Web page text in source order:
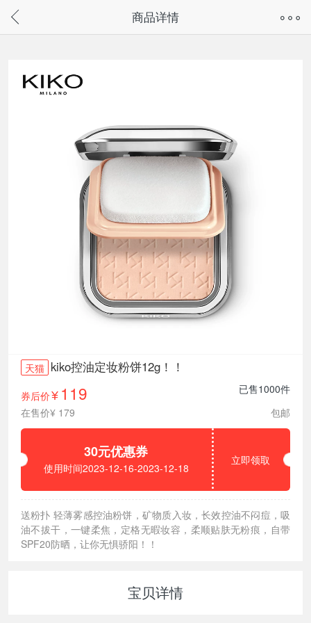
请通过微信或支付宝搜“奇兔客小程序”访问
商品详情
天猫 kiko控油定妆粉饼12g！！
券后价¥ 119
已售1000件
在售价¥ 179
包邮
30元优惠券
使用时间2023-12-16-2023-12-18
立即领取
送粉扑 轻薄雾感控油粉饼，矿物质入妆，长效控油不闷痘，吸
油不拔干，一键柔焦，定格无暇妆容，柔顺贴肤无粉痕，自带
SPF20防晒，让你无惧骄阳！！
宝贝详情